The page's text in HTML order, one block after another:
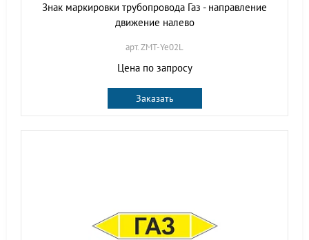
Знак маркировки трубопровода Газ - направление
движение налево
арт. ZMT-Ye02L
Цена по запросу
Заказать